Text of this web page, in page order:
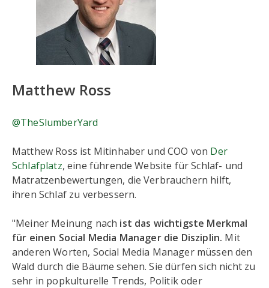
Matthew Ross
@TheSlumberYard
Matthew Ross ist Mitinhaber und COO von Der
Schlafplatz, eine führende Website für Schlaf- und
Matratzenbewertungen, die Verbrauchern hilft,
ihren Schlaf zu verbessern.
"Meiner Meinung nach ist das wichtigste Merkmal
für einen Social Media Manager die Disziplin. Mit
anderen Worten, Social Media Manager müssen den
Wald durch die Bäume sehen. Sie dürfen sich nicht zu
sehr in popkulturelle Trends, Politik oder